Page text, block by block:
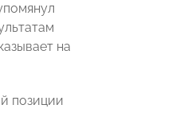
на
позиции